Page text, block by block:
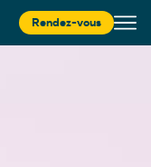
Rendez-vous